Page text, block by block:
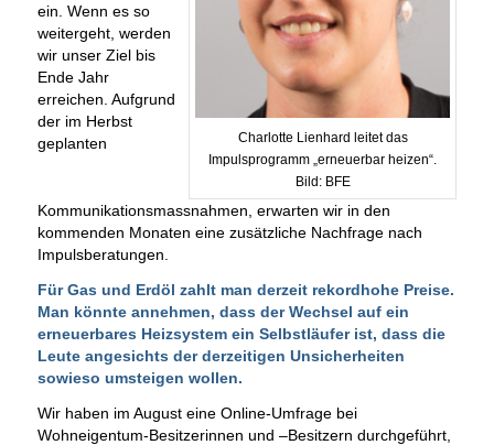
Charlotte Lienhard leitet das
Impulsprogramm „erneuerbar heizen“.
Bild: BFE
ein. Wenn es so
weitergeht, werden
wir unser Ziel bis
Ende Jahr
erreichen. Aufgrund
der im Herbst
geplanten
Kommunikationsmassnahmen, erwarten wir in den
kommenden Monaten eine zusätzliche Nachfrage nach
Impulsberatungen.
Für Gas und Erdöl zahlt man derzeit rekordhohe Preise.
Man könnte annehmen, dass der Wechsel auf ein
erneuerbares Heizsystem ein Selbstläufer ist, dass die
Leute angesichts der derzeitigen Unsicherheiten
sowieso umsteigen wollen.
Wir haben im August eine Online-Umfrage bei
Wohneigentum-Besitzerinnen und –Besitzern durchgeführt,